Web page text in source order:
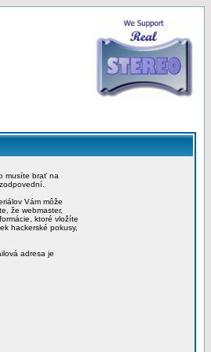
musíte brať na
Vám môže
že webmaster,
ktoré vložíte
hackerské pokusy,
adresa je